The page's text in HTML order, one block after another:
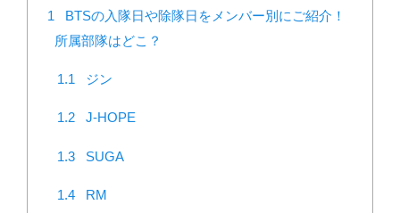
1
BTSの入隊日や除隊日をメンバー別にご紹介！
所属部隊はどこ？
1.1 ジン
1.2 J-HOPE
1.3 SUGA
1.4 RM